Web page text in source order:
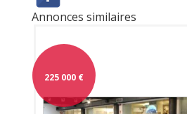
Annonces similaires
225 000 €